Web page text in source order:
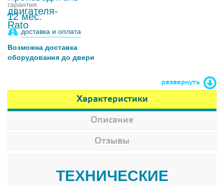
гарантия
12 мес.
доставка и оплата
Возможна доставка
оборудования до двери
развернуть
Характеристики
Описание
Отзывы
ТЕХНИЧЕСКИЕ